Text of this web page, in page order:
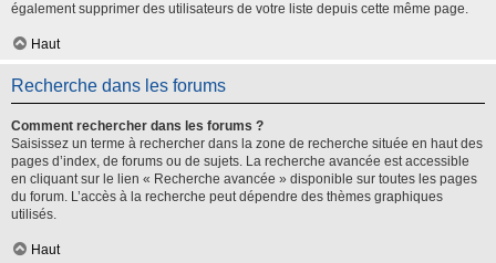
également supprimer des utilisateurs de votre liste depuis cette même page.
Haut
Recherche dans les forums
Comment rechercher dans les forums ?
Saisissez un terme à rechercher dans la zone de recherche située en haut des
pages d’index, de forums ou de sujets. La recherche avancée est accessible
en cliquant sur le lien « Recherche avancée » disponible sur toutes les pages
du forum. L’accès à la recherche peut dépendre des thèmes graphiques
utilisés.
Haut